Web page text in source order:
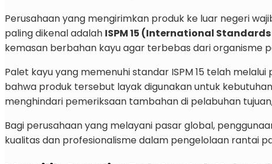
Perusahaan yang mengirimkan produk ke luar negeri
paling dikenal adalah ISPM 15 (International
kemasan berbahan kayu agar terbebas dari organisme
Palet kayu yang memenuhi standar ISPM 15 telah melalui
bahwa produk tersebut layak digunakan untuk
menghindari pemeriksaan tambahan di pelabuhan
Bagi perusahaan yang melayani pasar global,
kualitas dan profesionalisme dalam pengelolaan rantai